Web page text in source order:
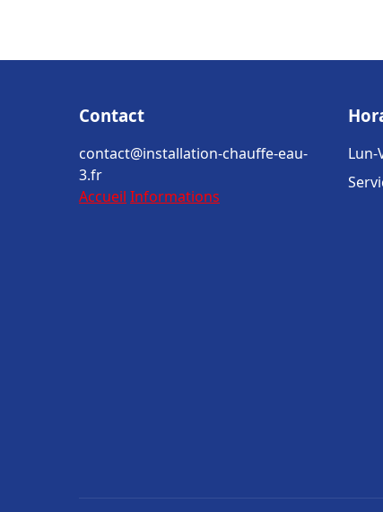
Contact
contact@installation-chauffe-eau-
3.fr
Accueil Informations
Lun-